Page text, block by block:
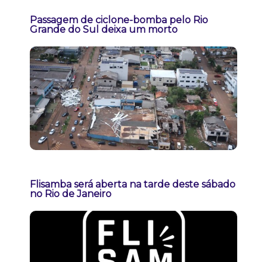
Passagem de ciclone-bomba pelo Rio
Grande do Sul deixa um morto
Flisamba será aberta na tarde deste sábado
no Rio de Janeiro